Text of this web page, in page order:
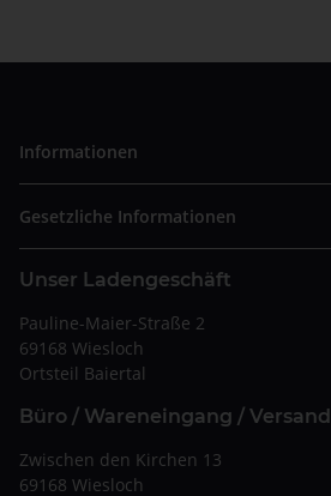
Informationen
Gesetzliche Informationen
Unser Ladengeschäft
Pauline-Maier-Straße 2
69168 Wiesloch
Ortsteil Baiertal
Büro / Wareneingang / Versand
Zwischen den Kirchen 13
69168 Wiesloch